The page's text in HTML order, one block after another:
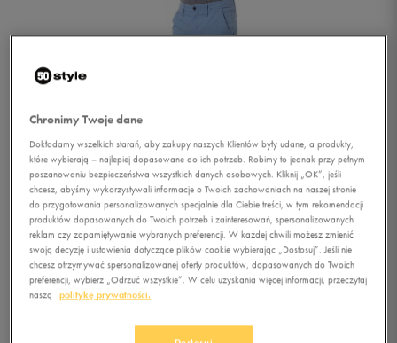
1/2
Chronimy Twoje dane
Dokładamy wszelkich starań, aby zakupy naszych Klientów były udane, a produkty,
które wybierają – najlepiej dopasowane do ich potrzeb. Robimy to jednak przy pełnym
poszanowaniu bezpieczeństwa wszystkich danych osobowych. Kliknij „OK”, jeśli
chcesz, abyśmy wykorzystywali informacje o Twoich zachowaniach na naszej stronie
do przygotowania personalizowanych specjalnie dla Ciebie treści, w tym rekomendacji
produktów dopasowanych do Twoich potrzeb i zainteresowań, spersonalizowanych
reklam czy zapamiętywanie wybranych preferencji. W każdej chwili możesz zmienić
swoją decyzję i ustawienia dotyczące plików cookie wybierając „Dostosuj”. Jeśli nie
chcesz otrzymywać spersonalizowanej oferty produktów, dopasowanych do Twoich
preferencji, wybierz „Odrzuć wszystkie”. W celu uzyskania więcej informacji, przeczytaj
naszą
politykę prywatności.